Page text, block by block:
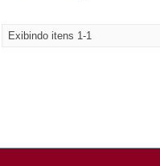
Exibindo itens 1-1